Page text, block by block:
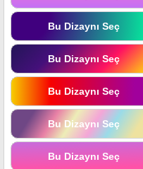
Bu Dizaynı Seç
Bu Dizaynı Seç
Bu Dizaynı Seç
Bu Dizaynı Seç
Bu Dizaynı Seç